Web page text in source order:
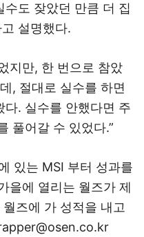
도 잦았던 만큼 더 집
설명했다.
지만, 한 번으로 참았
, 절대로 실수를 하면
다. 실수를 안했다면 주
풀어갈 수 있었다.”
있는 MSI 부터 성과를
을에 열리는 월즈가 제
즈에 가 성적을 내고